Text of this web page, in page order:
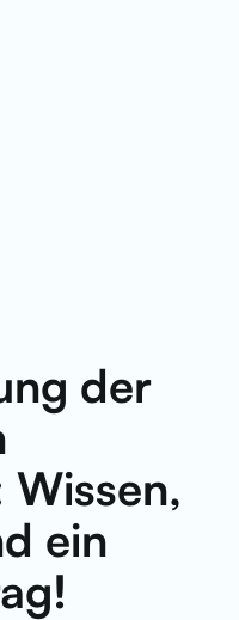
der
Wissen,
ein